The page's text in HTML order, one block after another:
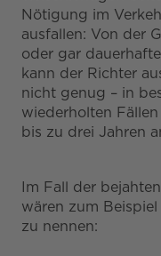
Nötigung im
ausfallen: Von der
oder gar
kann der Richter
nicht genug – in
wiederholten
bis zu drei Jahren
Im Fall der
wären zum
zu nennen: